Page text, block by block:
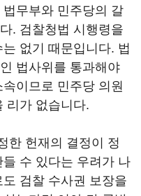
무부와 민주당의 갈
. 검찰청법 시행령을
없기 때문입니다. 법
법사위를 통과해야
이므로 민주당 의원
리가 없습니다.
한 헌재의 결정이 정
수 있다는 우려가 나
검찰 수사권 보장을